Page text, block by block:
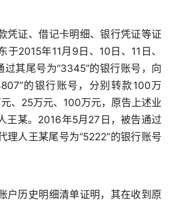
凭证、借记卡明细、银行凭证等证
于2015年11月9日、10日、11日、
过其尾号为“3345”的银行账号，向
的银行账号，分别转款100万
、25万元、100万元，原告上述业
王某。2016年5月27日，被告通过
理人王某尾号为“5222”的银行账号
户历史明细清单证明，其在收到原